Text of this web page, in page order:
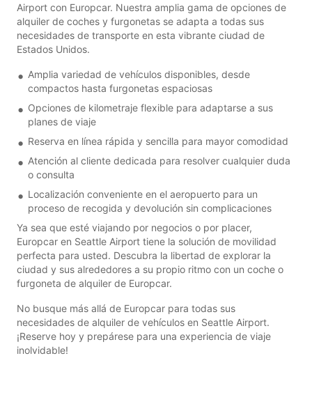
Airport con Europcar. Nuestra amplia gama de opciones de
alquiler de coches y furgonetas se adapta a todas sus
necesidades de transporte en esta vibrante ciudad de
Estados Unidos.
Amplia variedad de vehículos disponibles, desde
compactos hasta furgonetas espaciosas
Opciones de kilometraje flexible para adaptarse a sus
planes de viaje
Reserva en línea rápida y sencilla para mayor comodidad
Atención al cliente dedicada para resolver cualquier duda
o consulta
Localización conveniente en el aeropuerto para un
proceso de recogida y devolución sin complicaciones
Ya sea que esté viajando por negocios o por placer,
Europcar en Seattle Airport tiene la solución de movilidad
perfecta para usted. Descubra la libertad de explorar la
ciudad y sus alrededores a su propio ritmo con un coche o
furgoneta de alquiler de Europcar.
No busque más allá de Europcar para todas sus
necesidades de alquiler de vehículos en Seattle Airport.
¡Reserve hoy y prepárese para una experiencia de viaje
inolvidable!